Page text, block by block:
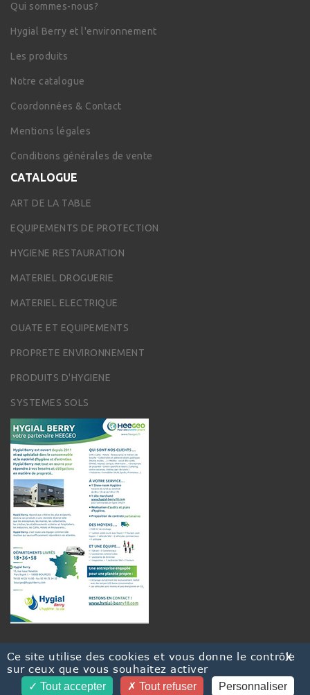
Qui sommes-nous?
Hygial Berry et l'environnement
Les produits
Notre catalogue
Coordonnées & Contact
Mentions légales
Conditions générales de vente
CATALOGUE
ART DE LA TABLE
EQUIPEMENTS DE PROTECTION
HYGIENE RESTAURATION
MATERIEL DROGUERIE
MATERIEL ELECTRIQUE
OUATE ET EQUIPEMENTS
PROPRETE ENVIRONNEMENT
PRODUITS D'HYGIENE
SYSTEMES SOLS
© 2021. HYGIAL BERRY
X
Ce site utilise des cookies et vous donne le contrôle
sur ceux que vous souhaitez activer
Tout accepter Tout refuser Personnaliser